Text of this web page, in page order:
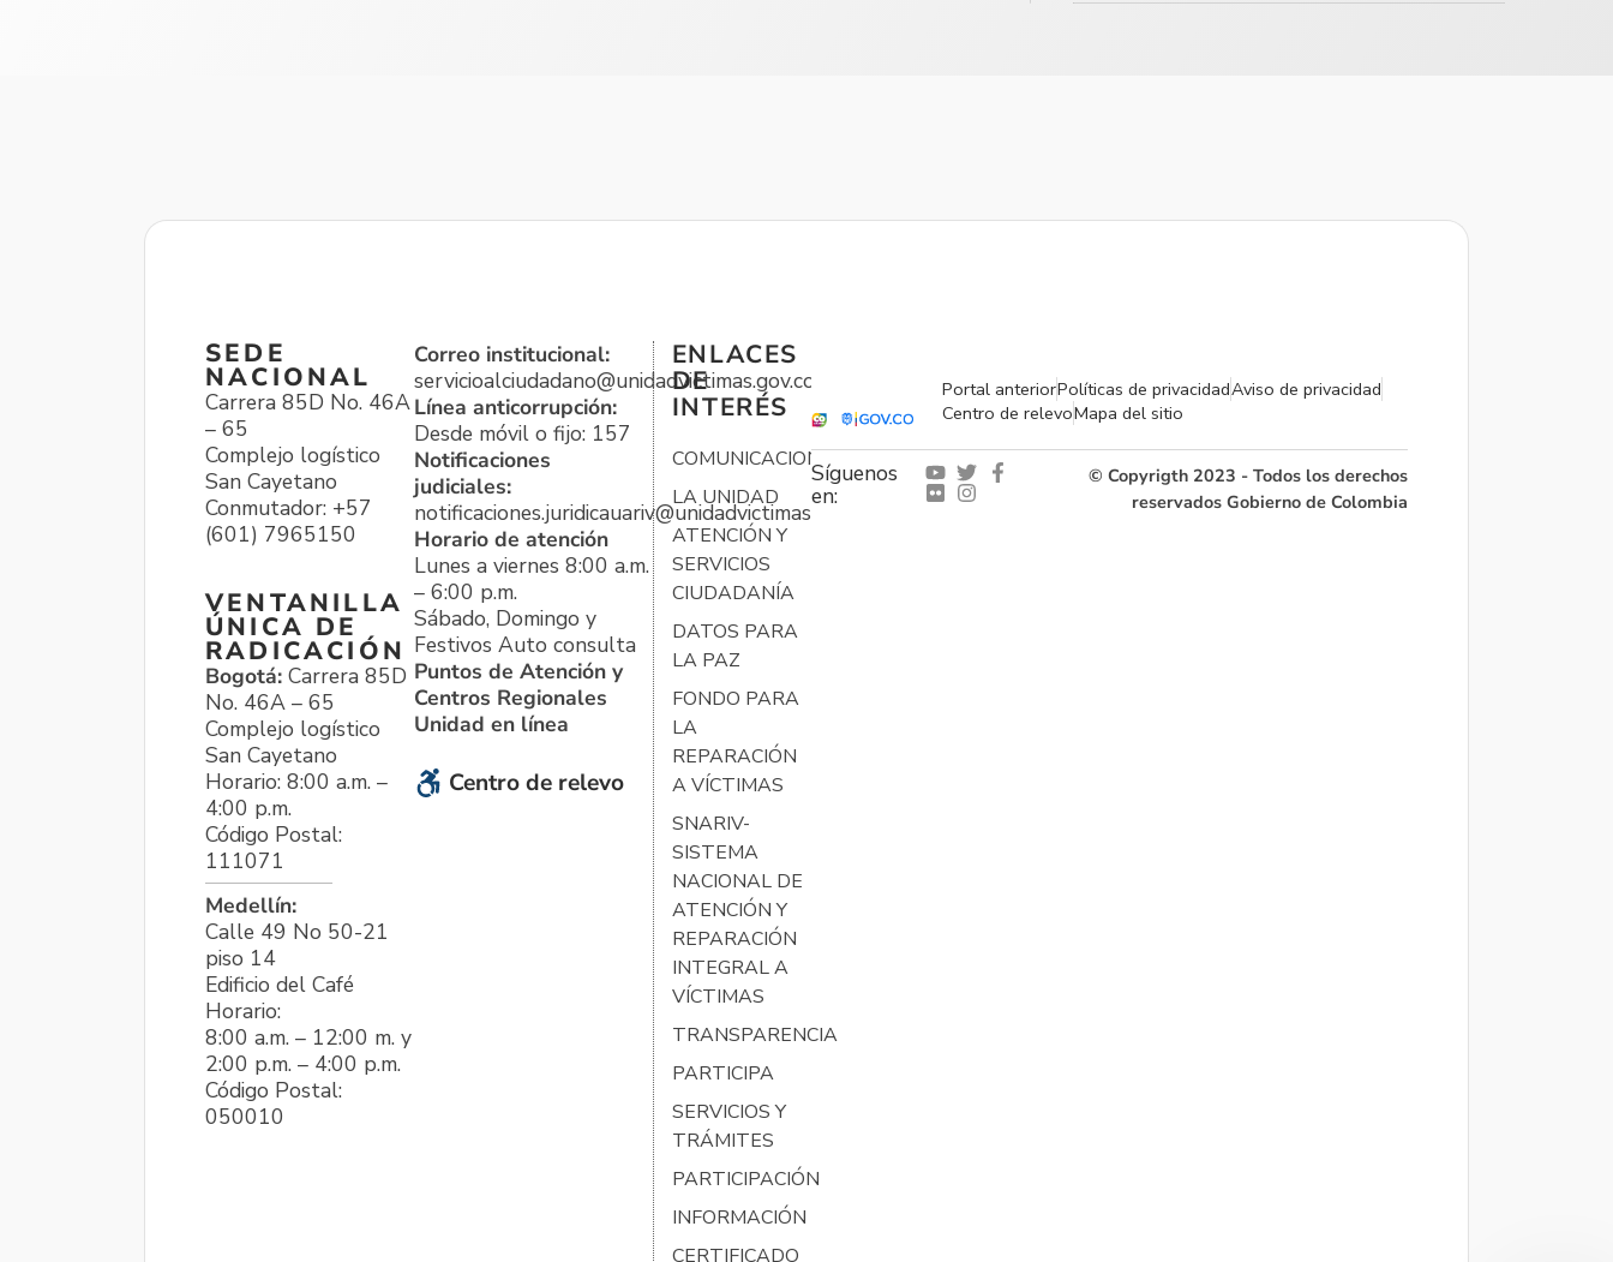
SEDE
NACIONAL
Carrera 85D No. 46A
– 65
Complejo logístico
San Cayetano
Conmutador: +57
(601) 7965150
VENTANILLA
ÚNICA DE
RADICACIÓN
Bogotá: Carrera 85D
No. 46A – 65
Complejo logístico
San Cayetano
Horario: 8:00 a.m. –
4:00 p.m.
Código Postal:
111071
Medellín:
Calle 49 No 50-21
piso 14
Edificio del Café
Horario:
8:00 a.m. – 12:00 m. y
2:00 p.m. – 4:00 p.m.
Código Postal:
050010
Correo institucional:
servicioalciudadano@unidadvictimas.gov.co
Línea anticorrupción:
Desde móvil o fijo: 157
Notificaciones
judiciales:
notificaciones.juridicauariv@unidadvictimas.gov.co
Horario de atención
Lunes a viernes 8:00 a.m.
– 6:00 p.m.
Sábado, Domingo y
Festivos Auto consulta
Puntos de Atención y
Centros Regionales
Unidad en línea
Centro de relevo
ENLACES
DE
INTERÉS
COMUNICACIONES
LA UNIDAD
ATENCIÓN Y
SERVICIOS
CIUDADANÍA
DATOS PARA
LA PAZ
FONDO PARA
LA
REPARACIÓN
A VÍCTIMAS
SNARIV-
SISTEMA
NACIONAL DE
ATENCIÓN Y
REPARACIÓN
INTEGRAL A
VÍCTIMAS
TRANSPARENCIA
PARTICIPA
SERVICIOS Y
TRÁMITES
PARTICIPACIÓN
INFORMACIÓN
CERTIFICADO
Portal anteriorPolíticas de privacidadAviso de privacidad
Centro de relevoMapa del sitio
Síguenos
en:
© Copyrigth 2023 - Todos los derechos
reservados Gobierno de Colombia